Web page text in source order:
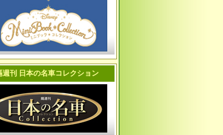
週刊 日本の名車コレクション